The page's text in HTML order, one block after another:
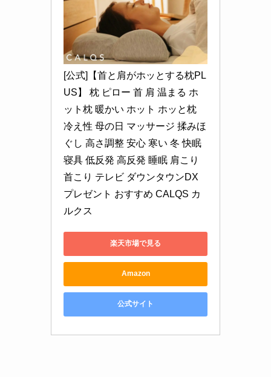
[公式]【首と肩がホッとする枕PL
US】 枕 ピロー 首 肩 温まる ホ
ット枕 暖かい ホット ホッと枕
冷え性 母の日 マッサージ 揉みほ
ぐし 高さ調整 安心 寒い 冬 快眠
寝具 低反発 高反発 睡眠 肩こり
首こり テレビ ダウンタウンDX
プレゼント おすすめ CALQS カ
ルクス
楽天市場で見る
Amazon
公式サイト